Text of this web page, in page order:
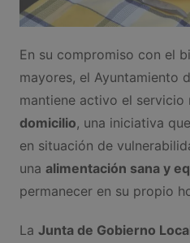
En su compromiso con el
mayores, el Ayuntamiento
mantiene activo el servicio
domicilio, una iniciativa
en situación de
una alimentación sana y
permanecer en su propio
La Junta de Gobierno